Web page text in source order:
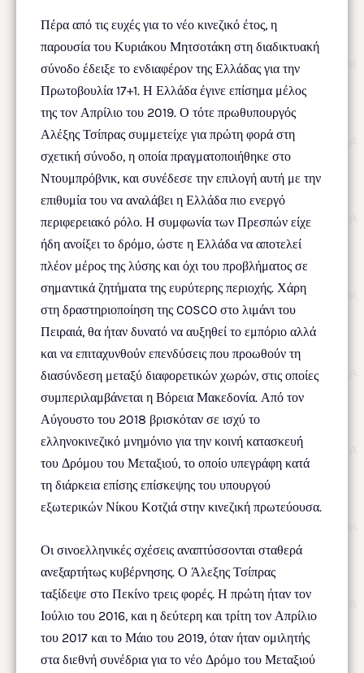
Πέρα από τις ευχές για το νέο κινεζικό έτος, η
παρουσία του Κυριάκου Μητσοτάκη στη διαδικτυακή
σύνοδο έδειξε το ενδιαφέρον της Ελλάδας για την
Πρωτοβουλία 17+1. Η Ελλάδα έγινε επίσημα μέλος
της τον Απρίλιο του 2019. Ο τότε πρωθυπουργός
Αλέξης Τσίπρας συμμετείχε για πρώτη φορά στη
σχετική σύνοδο, η οποία πραγματοποιήθηκε στο
Ντουμπρόβνικ, και συνέδεσε την επιλογή αυτή με την
επιθυμία του να αναλάβει η Ελλάδα πιο ενεργό
περιφερειακό ρόλο. Η συμφωνία των Πρεσπών είχε
ήδη ανοίξει το δρόμο, ώστε η Ελλάδα να αποτελεί
πλέον μέρος της λύσης και όχι του προβλήματος σε
σημαντικά ζητήματα της ευρύτερης περιοχής. Χάρη
στη δραστηριοποίηση της COSCO στο λιμάνι του
Πειραιά, θα ήταν δυνατό να αυξηθεί το εμπόριο αλλά
και να επιταχυνθούν επενδύσεις που προωθούν τη
διασύνδεση μεταξύ διαφορετικών χωρών, στις οποίες
συμπεριλαμβάνεται η Βόρεια Μακεδονία. Από τον
Αύγουστο του 2018 βρισκόταν σε ισχύ το
ελληνοκινεζικό μνημόνιο για την κοινή κατασκευή
του Δρόμου του Μεταξιού, το οποίο υπεγράφη κατά
τη διάρκεια επίσης επίσκεψης του υπουργού
εξωτερικών Νίκου Κοτζιά στην κινεζική πρωτεύουσα.
Οι σινοελληνικές σχέσεις αναπτύσσονται σταθερά
ανεξαρτήτως κυβέρνησης. Ο Άλεξης Τσίπρας
ταξίδεψε στο Πεκίνο τρεις φορές. Η πρώτη ήταν τον
Ιούλιο του 2016, και η δεύτερη και τρίτη τον Απρίλιο
του 2017 και το Μάιο του 2019, όταν ήταν ομιλητής
στα διεθνή συνέδρια για το νέο Δρόμο του Μεταξιού